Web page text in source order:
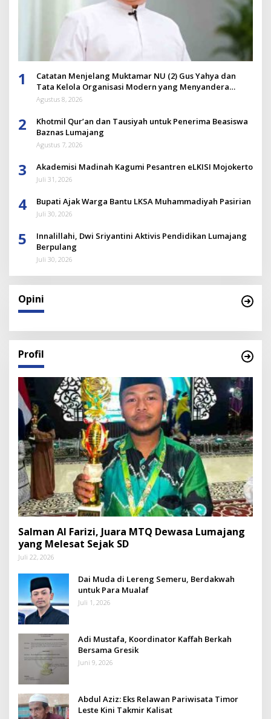
1
Catatan Menjelang Muktamar NU (2) Gus Yahya dan
Tata Kelola Organisasi Modern yang Menyandera
Dirinya
Agustus 8, 2026
2
Khotmil Qur’an dan Tausiyah untuk Penerima Beasiswa
Baznas Lumajang
Agustus 7, 2026
3 Akademisi Madinah Kagumi Pesantren eLKISI Mojokerto
Juli 31, 2026
4 Bupati Ajak Warga Bantu LKSA Muhammadiyah Pasirian
Juli 30, 2026
5
Innalillahi, Dwi Sriyantini Aktivis Pendidikan Lumajang
Berpulang
Juli 30, 2026
Opini
Profil
Salman Al Farizi, Juara MTQ Dewasa Lumajang
yang Melesat Sejak SD
Juli 22, 2026
Dai Muda di Lereng Semeru, Berdakwah
untuk Para Mualaf
Juli 1, 2026
Adi Mustafa, Koordinator Kaffah Berkah
Bersama Gresik
Juni 9, 2026
Abdul Aziz: Eks Relawan Pariwisata Timor
Leste Kini Takmir Kalisat